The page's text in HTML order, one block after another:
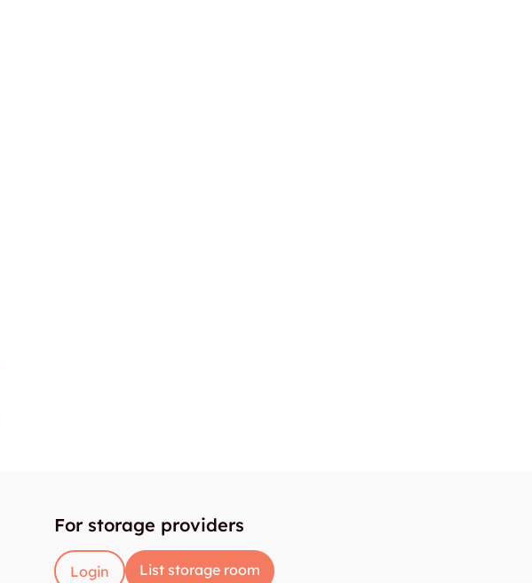
For storage providers
Login List storage room